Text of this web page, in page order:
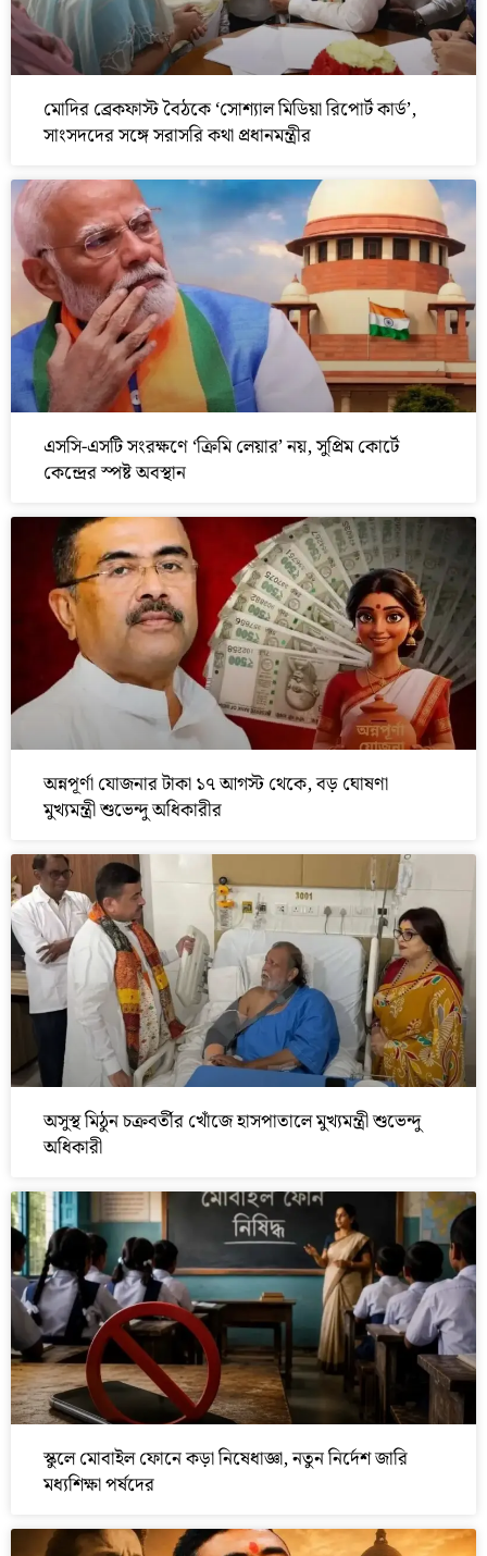
মোদির ব্রেকফাস্ট বৈঠকে ‘সোশ্যাল মিডিয়া রিপোর্ট কার্ড’,
সাংসদদের সঙ্গে সরাসরি কথা প্রধানমন্ত্রীর
এসসি-এসটি সংরক্ষণে ‘ক্রিমি লেয়ার’ নয়, সুপ্রিম কোর্টে
কেন্দ্রের স্পষ্ট অবস্থান
অন্নপূর্ণা যোজনার টাকা ১৭ আগস্ট থেকে, বড় ঘোষণা
মুখ্যমন্ত্রী শুভেন্দু অধিকারীর
অসুস্থ মিঠুন চক্রবর্তীর খোঁজে হাসপাতালে মুখ্যমন্ত্রী শুভেন্দু
অধিকারী
স্কুলে মোবাইল ফোনে কড়া নিষেধাজ্ঞা, নতুন নির্দেশ জারি
মধ্যশিক্ষা পর্ষদের